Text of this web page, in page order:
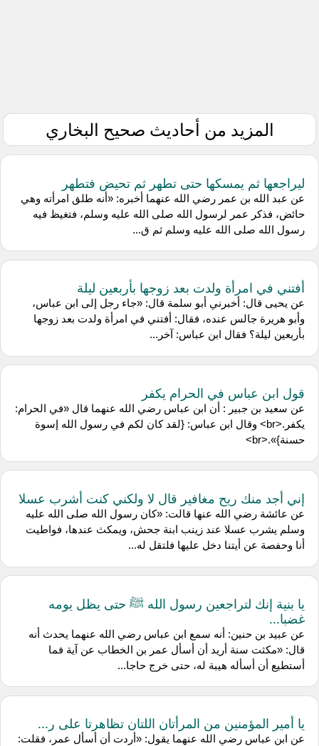
المزيد من أحاديث صحيح البخاري
ليراجعها ثم يمسكها حتى تطهر ثم تحيض فتطهر
عن عبد الله بن عمر رضي الله عنهما أخبره: «أنه طلق امرأته وهي
حائض، فذكر عمر لرسول الله صلى الله عليه وسلم، فتغيظ فيه
رسول الله صلى الله عليه وسلم ثم ق...
أفتني في امرأة ولدت بعد زوجها بأربعين ليلة
عن ‌يحيى قال: أخبرني ‌أبو سلمة قال: «جاء رجل إلى ابن عباس،
وأبو هريرة جالس عنده، فقال: أفتني في امرأة ولدت بعد زوجها
بأربعين ليلة؟ فقال ابن عباس: آخر...
قول ابن عباس في الحرام يكفر
عن ‌سعيد بن جبير : أن ‌ابن عباس رضي الله عنهما قال «في الحرام:
يكفر.<br> وقال ابن عباس: {لقد كان لكم في رسول الله إسوة
حسنة}».<br>
إني أجد منك ريح مغافير قال لا ولكني كنت أشرب عسلا
عن ‌عائشة رضي الله عنها قالت: «كان رسول الله صلى الله عليه
وسلم يشرب عسلا عند زينب ابنة جحش، ويمكث عندها، فواطيت
أنا وحفصة عن أيتنا دخل عليها فلتقل له...
يا بنية إنك لتراجعين رسول الله ﷺ حتى يظل يومه
غضبا...
عن ‌عبيد بن حنين: أنه سمع ‌ابن عباس رضي الله عنهما يحدث أنه
قال: «مكثت سنة أريد أن أسأل عمر بن الخطاب عن آية فما
أستطيع أن أسأله هيبة له، حتى خرج حاجا...
يا أمير المؤمنين من المرأتان اللتان تظاهرتا على ر...
‌عن ابن عباس رضي الله عنهما يقول: «أردت أن أسأل عمر، فقلت: